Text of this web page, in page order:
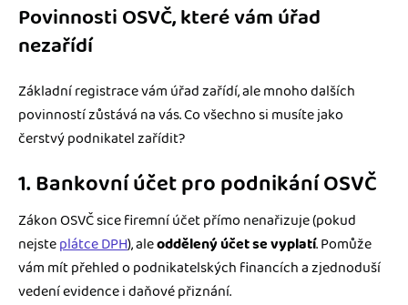
Povinnosti OSVČ, které vám úřad
nezařídí
Základní registrace vám úřad zařídí, ale mnoho dalších
povinností zůstává na vás. Co všechno si musíte jako
čerstvý podnikatel zařídit?
1. Bankovní účet pro podnikání OSVČ
Zákon OSVČ sice firemní účet přímo nenařizuje (pokud
nejsteplátce DPH), aleoddělený účetse vyplatí. Pomůže
vám mít přehled o podnikatelských financích a zjednoduší
vedení evidence i daňové přiznání.